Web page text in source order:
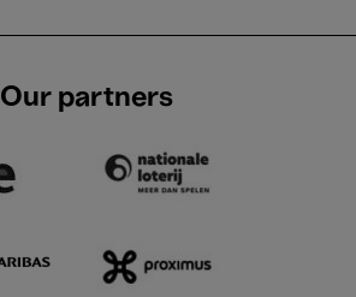
Our partners